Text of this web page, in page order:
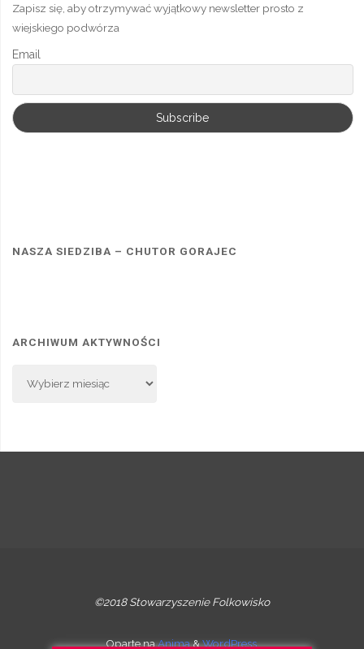
Zapisz się, aby otrzymywać wyjątkowy newsletter prosto z
wiejskiego podwórza
Email
NASZA SIEDZIBA – CHUTOR GORAJEC
ARCHIWUM AKTYWNOŚCI
Aktywności
©2018 Stowarzyszenie Folkowisko
Oparte naAnima&WordPress.